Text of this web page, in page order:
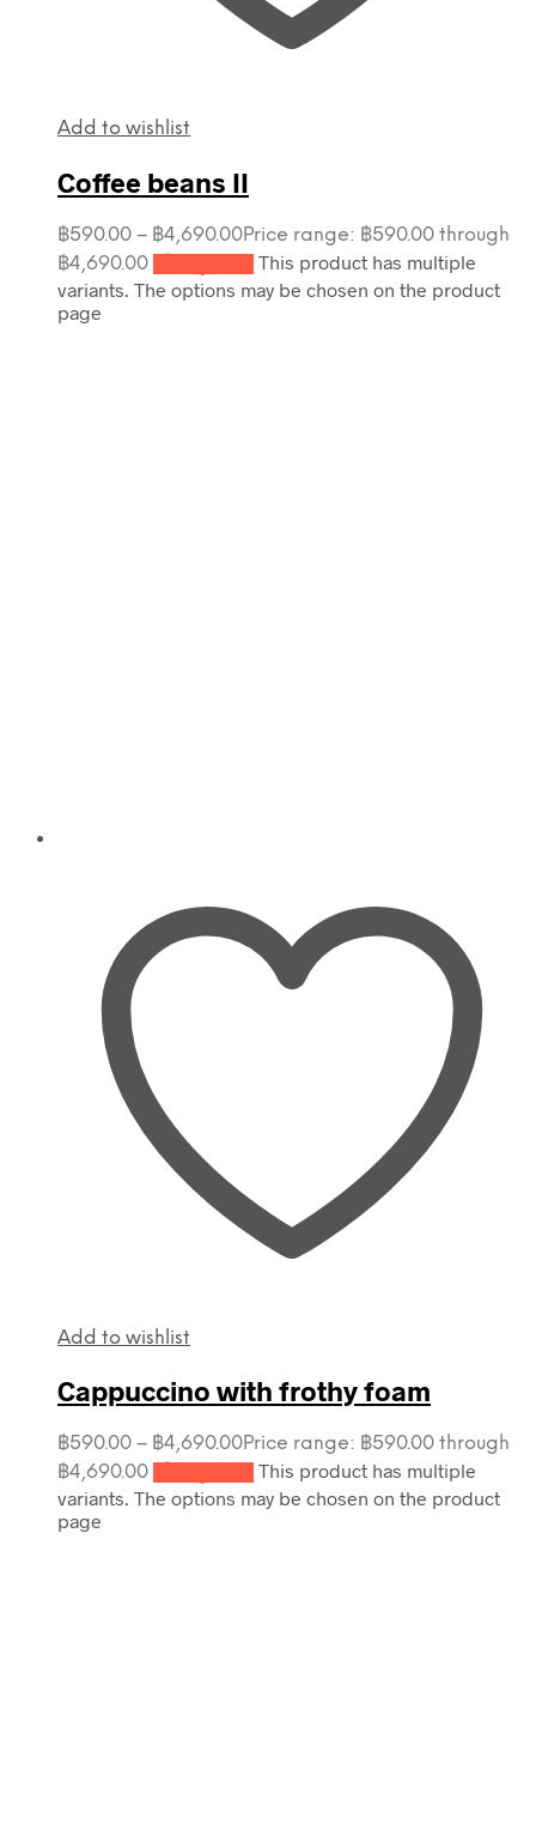
Add to wishlist
Coffee beans II
฿590.00 – ฿4,690.00Price range: ฿590.00 through
฿4,690.00
This product has multiple
variants. The options may be chosen on the product
page
Add to wishlist
Cappuccino with frothy foam
฿590.00 – ฿4,690.00Price range: ฿590.00 through
฿4,690.00
This product has multiple
variants. The options may be chosen on the product
page